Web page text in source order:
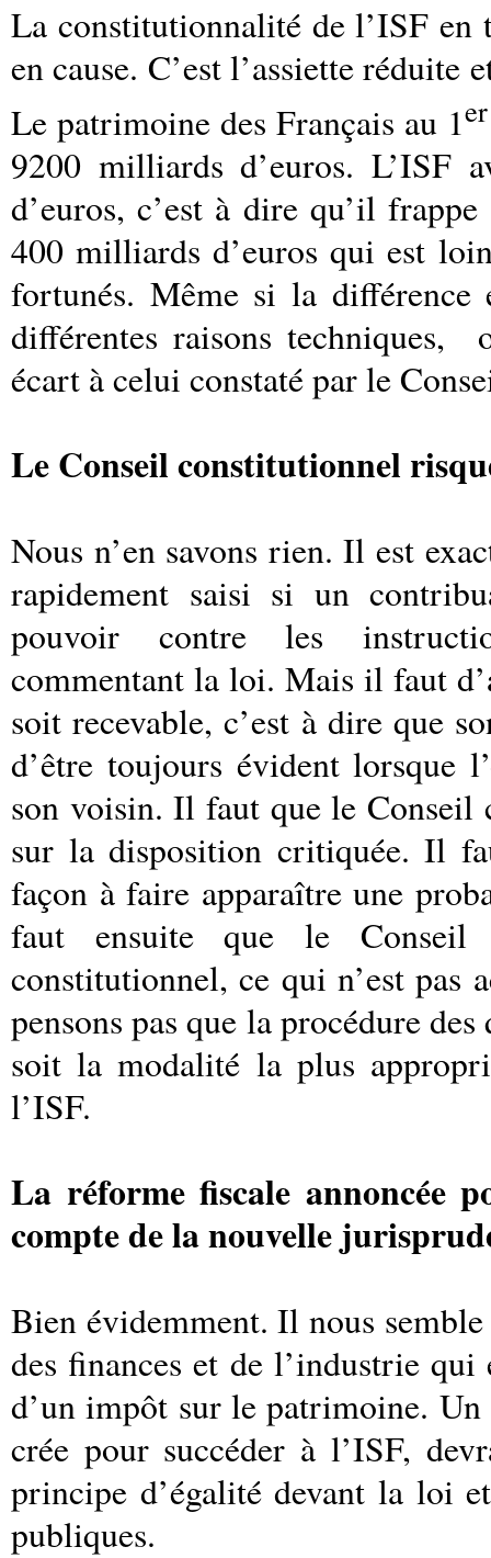
La constitutionnalité de l’ISF en
en cause. C’est l’assiette
Le patrimoine des Français au 1er
9200 milliards d’euros. L’ISF
d’euros, c’est à dire qu’il
400 milliards d’euros qui est
fortunés. Même si la
différentes raisons techniques,
écart à celui constaté par le
Le Conseil constitutionnel
Nous n’en savons rien. Il est
rapidement saisi si un
pouvoir contre les
commentant la loi. Mais il faut
soit recevable, c’est à dire que
d’être toujours évident lorsque
son voisin. Il faut que le Conseil
sur la disposition critiquée. Il
façon à faire apparaître une
faut ensuite que le
constitutionnel, ce qui n’est pas
pensons pas que la procédure
soit la modalité la plus
l’ISF.
La réforme fiscale annoncée
compte de la nouvelle
Bien évidemment. Il nous
des finances et de l’industrie
d’un impôt sur le patrimoine.
crée pour succéder à l’ISF,
principe d’égalité devant la loi
publiques.